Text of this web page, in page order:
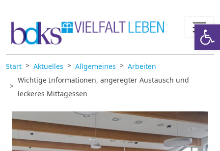
Start Aktuelles Allgemeines
Arbeiten
Wichtige Informationen, angeregter Austausch und
leckeres Mittagessen